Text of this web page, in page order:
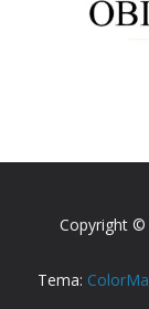
Copyright ©
Tema: